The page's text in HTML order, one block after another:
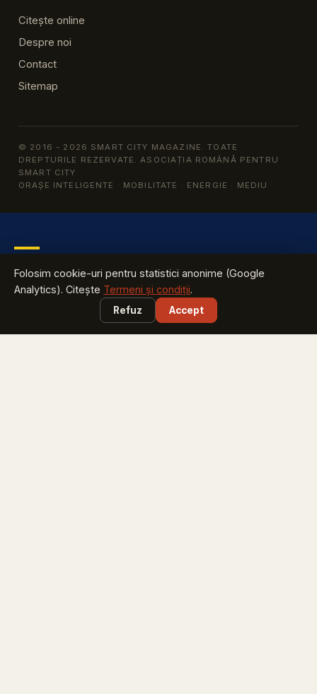
Citește online
Despre noi
Contact
Sitemap
© 2016 - 2026 SMART CITY MAGAZINE. TOATE
DREPTURILE REZERVATE. ASOCIAȚIA ROMÂNĂ PENTRU
SMART CITY
ORAȘE INTELIGENTE · MOBILITATE · ENERGIE · MEDIU
Folosim cookie-uri pentru statistici anonime (Google
Analytics). Citește Termeni și condiții.
Refuz Accept
REȚEAUA SMART CITY ROMÂNIA GESTIONATĂ DE
ARSC
Află tot ce te interesează despre industria cu cea mai mare